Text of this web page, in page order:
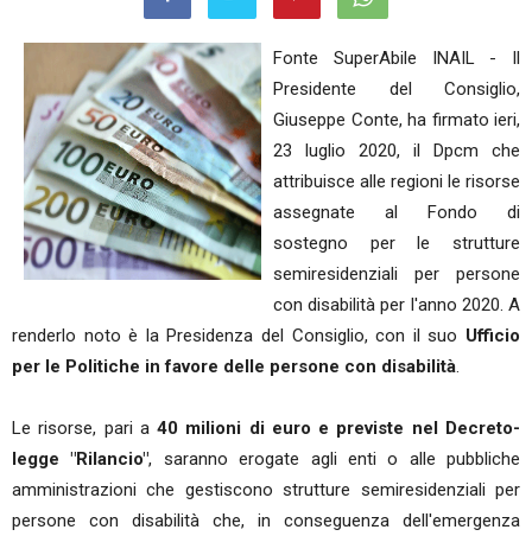
Fonte SuperAbile INAIL - Il
Presidente del Consiglio,
Giuseppe Conte, ha firmato ieri,
23 luglio 2020, il Dpcm che
attribuisce alle regioni le risorse
assegnate al Fondo di
sostegno per le strutture
semiresidenziali per persone
con disabilità per l'anno 2020. A
renderlo noto è la Presidenza del Consiglio, con il suo Ufficio
per le Politiche in favore delle persone con disabilità.
Le risorse, pari a40 milioni di euro e previste nel Decreto-
legge "Rilancio", saranno erogate agli enti o alle pubbliche
amministrazioni che gestiscono strutture semiresidenziali per
persone con disabilità che, in conseguenza dell'emergenza